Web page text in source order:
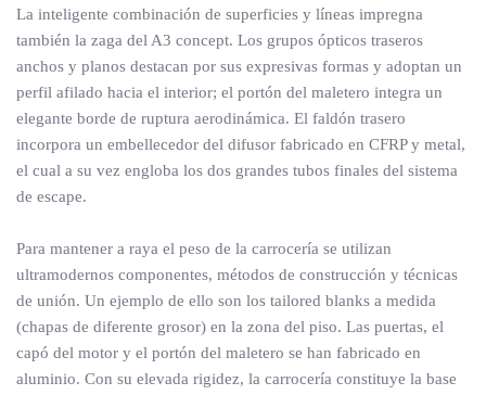
La inteligente combinación de superficies y líneas impregna
también la zaga del A3 concept. Los grupos ópticos traseros
anchos y planos destacan por sus expresivas formas y adoptan un
perfil afilado hacia el interior; el portón del maletero integra un
elegante borde de ruptura aerodinámica. El faldón trasero
incorpora un embellecedor del difusor fabricado en CFRP y metal,
el cual a su vez engloba los dos grandes tubos finales del sistema
de escape.
Para mantener a raya el peso de la carrocería se utilizan
ultramodernos componentes, métodos de construcción y técnicas
de unión. Un ejemplo de ello son los tailored blanks a medida
(chapas de diferente grosor) en la zona del piso. Las puertas, el
capó del motor y el portón del maletero se han fabricado en
aluminio. Con su elevada rigidez, la carrocería constituye la base